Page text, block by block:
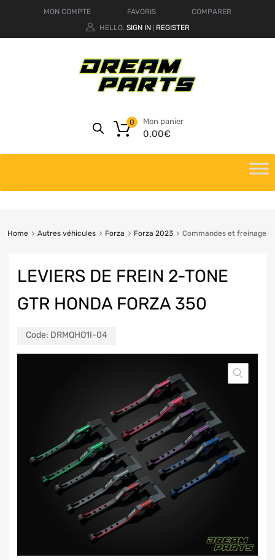
MON COMPTE FAVORIS
COMPARER
HELLO. SIGN IN REGISTER
Mon panier
0.00€
0
Home Autres véhicules Forza Forza 2023 Commandes et freinage
LEVIERS DE FREIN 2-TONE
GTR HONDA FORZA 350
Code: DRMQHO1I-04